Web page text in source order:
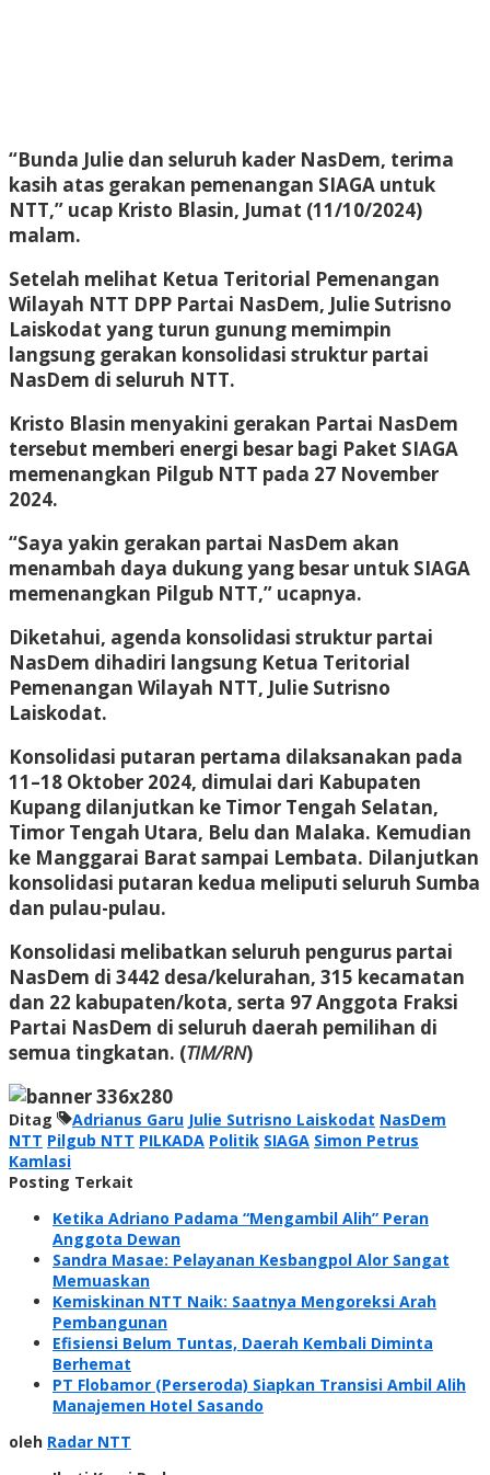
“Bunda Julie dan seluruh kader NasDem, terima
kasih atas gerakan pemenangan SIAGA untuk
NTT,” ucap Kristo Blasin, Jumat (11/10/2024)
malam.
Setelah melihat Ketua Teritorial Pemenangan
Wilayah NTT DPP Partai NasDem, Julie Sutrisno
Laiskodat yang turun gunung memimpin
langsung gerakan konsolidasi struktur partai
NasDem di seluruh NTT.
Kristo Blasin menyakini gerakan Partai NasDem
tersebut memberi energi besar bagi Paket SIAGA
memenangkan Pilgub NTT pada 27 November
2024.
“Saya yakin gerakan partai NasDem akan
menambah daya dukung yang besar untuk SIAGA
memenangkan Pilgub NTT,” ucapnya.
Diketahui, agenda konsolidasi struktur partai
NasDem dihadiri langsung Ketua Teritorial
Pemenangan Wilayah NTT, Julie Sutrisno
Laiskodat.
Konsolidasi putaran pertama dilaksanakan pada
11–18 Oktober 2024, dimulai dari Kabupaten
Kupang dilanjutkan ke Timor Tengah Selatan,
Timor Tengah Utara, Belu dan Malaka. Kemudian
ke Manggarai Barat sampai Lembata. Dilanjutkan
konsolidasi putaran kedua meliputi seluruh Sumba
dan pulau-pulau.
Konsolidasi melibatkan seluruh pengurus partai
NasDem di 3442 desa/kelurahan, 315 kecamatan
dan 22 kabupaten/kota, serta 97 Anggota Fraksi
Partai NasDem di seluruh daerah pemilihan di
semua tingkatan. (TIM/RN)
Ditag Adrianus Garu Julie Sutrisno Laiskodat NasDem
NTT Pilgub NTT PILKADA Politik SIAGA Simon Petrus
Kamlasi
Posting Terkait
Ketika Adriano Padama “Mengambil Alih” Peran
Anggota Dewan
Sandra Masae: Pelayanan Kesbangpol Alor Sangat
Memuaskan
Kemiskinan NTT Naik: Saatnya Mengoreksi Arah
Pembangunan
Efisiensi Belum Tuntas, Daerah Kembali Diminta
Berhemat
PT Flobamor (Perseroda) Siapkan Transisi Ambil Alih
Manajemen Hotel Sasando
oleh Radar NTT